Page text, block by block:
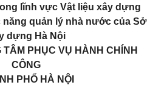
lĩnh vực Vật liệu xây dựng
quản lý nhà nước của Sở
dựng Hà Nội
PHỤC VỤ HÀNH CHÍNH
CÔNG
PHỐ HÀ NỘI